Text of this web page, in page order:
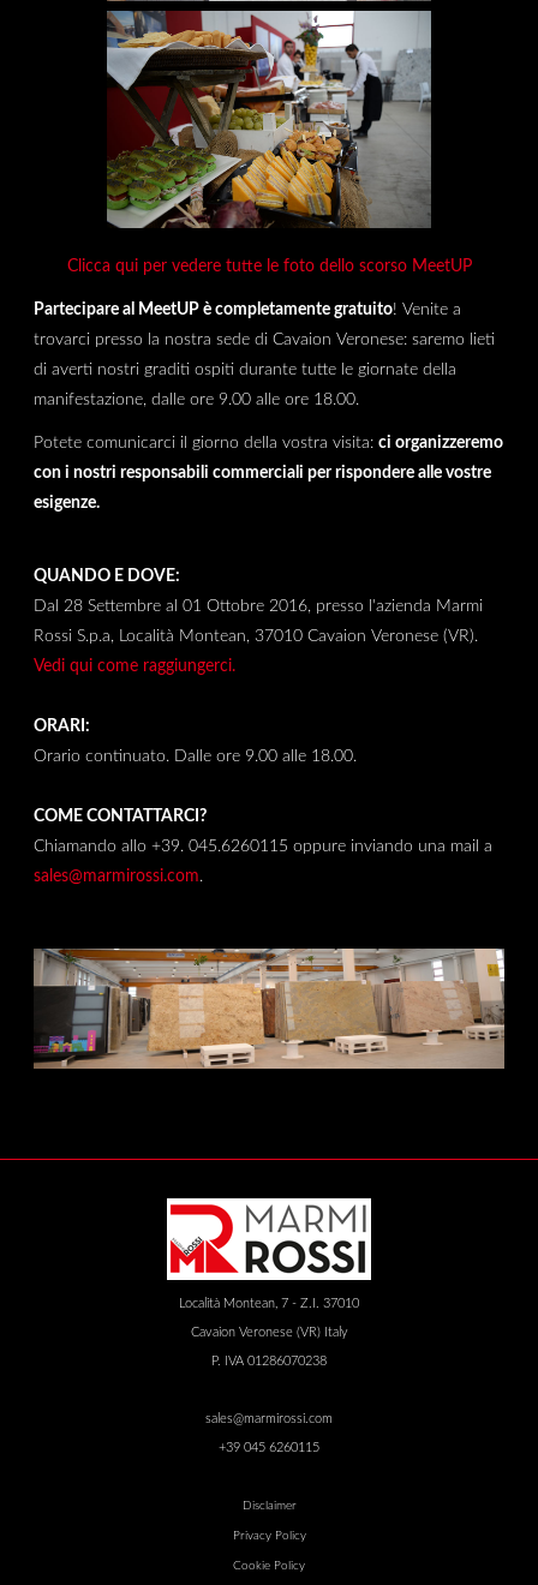
Clicca qui per vedere tutte le foto dello scorso MeetUP
Partecipare al MeetUP è completamente gratuito! Venite a
trovarci presso la nostra sede di Cavaion Veronese: saremo lieti
di averti nostri graditi ospiti durante tutte le giornate della
manifestazione, dalle ore 9.00 alle ore 18.00.
Potete comunicarci il giorno della vostra visita: ci organizzeremo
con i nostri responsabili commerciali per rispondere alle vostre
esigenze.
QUANDO E DOVE:
Dal 28 Settembre al 01 Ottobre 2016, presso l'azienda Marmi
Rossi S.p.a, Località Montean, 37010 Cavaion Veronese (VR).
Vedi qui come raggiungerci.
ORARI:
Orario continuato. Dalle ore 9.00 alle 18.00.
COME CONTATTARCI?
Chiamando allo +39. 045.6260115 oppure inviando una mail a
sales@marmirossi.com.
Località Montean, 7 - Z.I. 37010
Cavaion Veronese (VR) Italy
P. IVA 01286070238
sales@marmirossi.com
+39 045 6260115
Disclaimer
Privacy Policy
Cookie Policy